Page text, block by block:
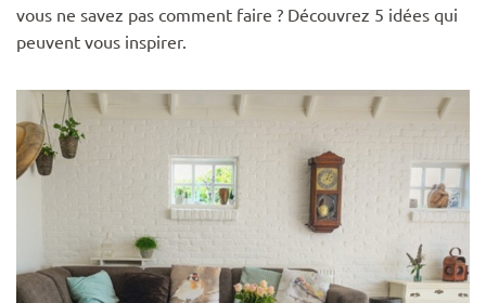
vous ne savez pas comment faire ? Découvrez 5 idées qui
peuvent vous inspirer.